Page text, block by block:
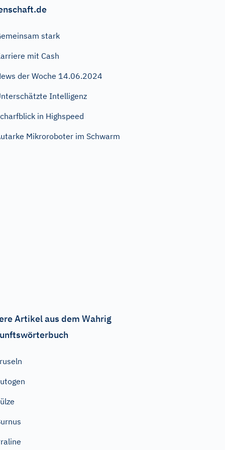
stark
mit Cash
der Woche 14.06.2024
Intelligenz
in Highspeed
Mikroroboter im Schwarm
Artikel aus dem Wahrig